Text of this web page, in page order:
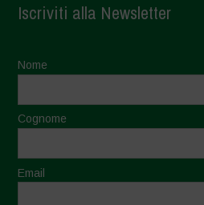
Iscriviti alla Newsletter
Nome
Cognome
Email